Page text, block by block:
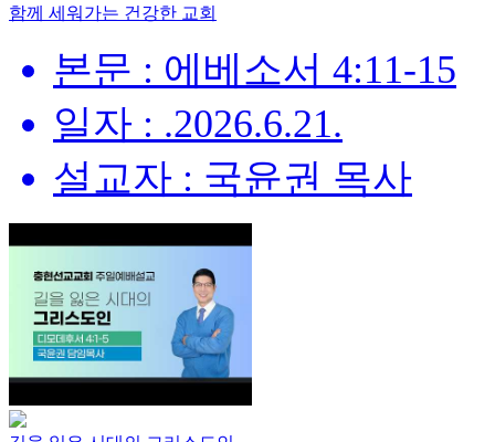
함께 세워가는 건강한 교회
본문 : 에베소서 4:11-15
일자 : .2026.6.21.
설교자 : 국윤권 목사